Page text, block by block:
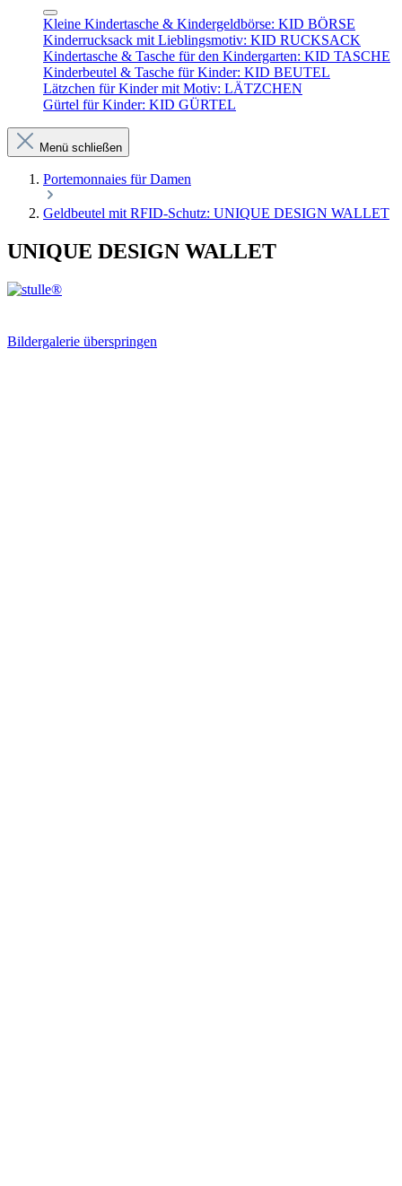
Kleine Kindertasche & Kindergeldbörse: KID BÖRSE
Kinderrucksack mit Lieblingsmotiv: KID RUCKSACK
Kindertasche & Tasche für den Kindergarten: KID TASCHE
Kinderbeutel & Tasche für Kinder: KID BEUTEL
Lätzchen für Kinder mit Motiv: LÄTZCHEN
Gürtel für Kinder: KID GÜRTEL
Menü schließen
Portemonnaies für Damen
Geldbeutel mit RFID-Schutz: UNIQUE DESIGN WALLET
UNIQUE DESIGN WALLET
Bildergalerie überspringen